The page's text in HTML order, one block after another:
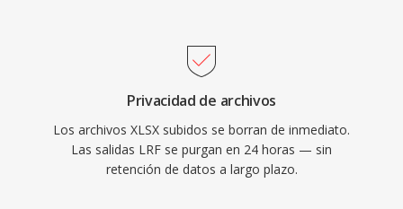
Privacidad de archivos
Los archivos XLSX subidos se borran de inmediato.
Las salidas LRF se purgan en 24 horas — sin
retención de datos a largo plazo.